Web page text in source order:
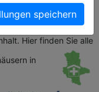
begrüßt Sie auf
Hier finden Sie alle
in
speichern